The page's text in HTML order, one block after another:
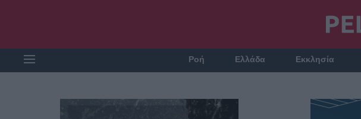
Ροή Ελλάδα Εκκλησία